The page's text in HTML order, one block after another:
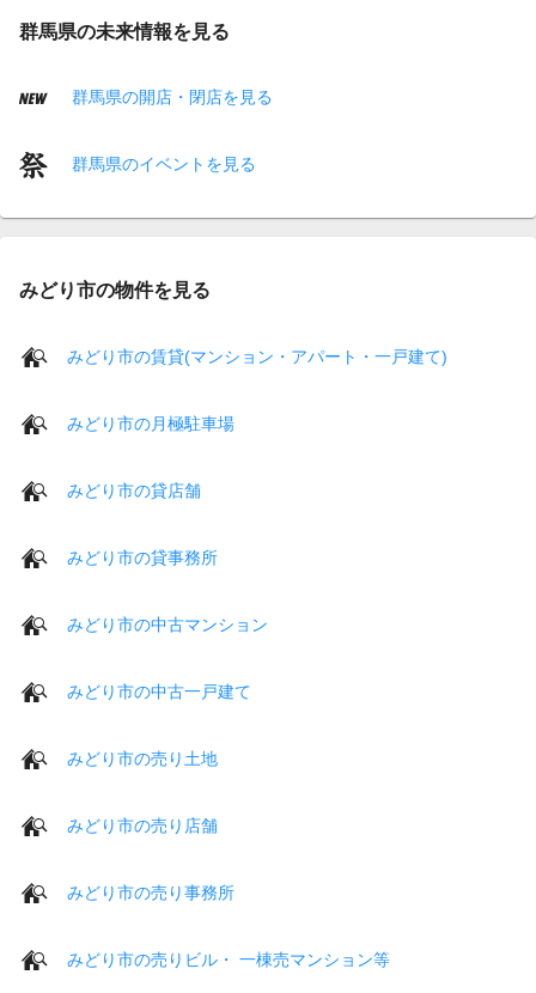
群馬県の未来情報を見る
群馬県の開店・閉店を見る
群馬県のイベントを見る
みどり市の物件を見る
みどり市の賃貸(マンション・アパート・一戸建て)
みどり市の月極駐車場
みどり市の貸店舗
みどり市の貸事務所
みどり市の中古マンション
みどり市の中古一戸建て
みどり市の売り土地
みどり市の売り店舗
みどり市の売り事務所
みどり市の売りビル・ 一棟売マンション等